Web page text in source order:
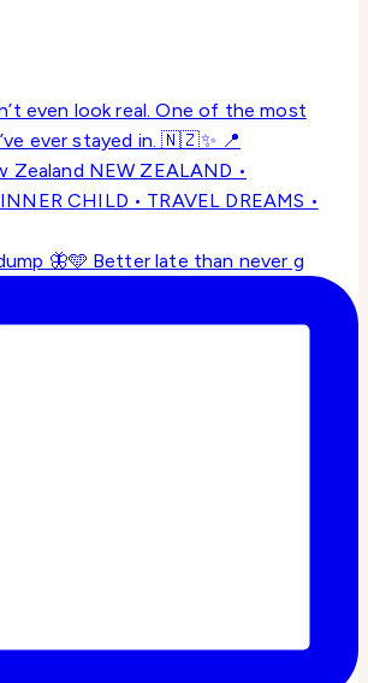
🦋🩵 Better late than never g